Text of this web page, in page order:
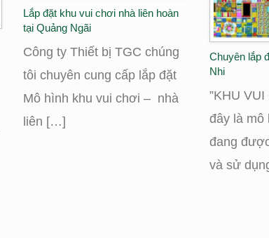
Lắp đặt khu vui chơi nhà liên hoàn
tại Quảng Ngãi
Công ty Thiết bị TGC chúng
tôi chuyên cung cấp lắp đặt
Mô hình khu vui chơi – nhà
liên […]
Chuyên lắp
Nhi
”KHU
đây là mô
đang
và sử